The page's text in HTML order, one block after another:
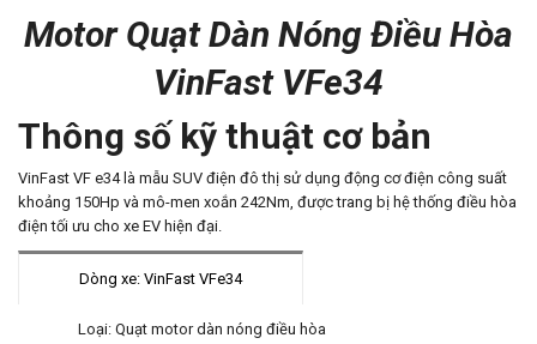
Motor Quạt Dàn Nóng Điều Hòa
VinFast VFe34
Thông số kỹ thuật cơ bản
VinFast VF e34 là mẫu SUV điện đô thị sử dụng động cơ điện công suất
khoảng 150Hp và mô-men xoắn 242Nm, được trang bị hệ thống điều hòa
điện tối ưu cho xe EV hiện đại.
Dòng xe: VinFast VFe34
Loại: Quạt motor dàn nóng điều hòa